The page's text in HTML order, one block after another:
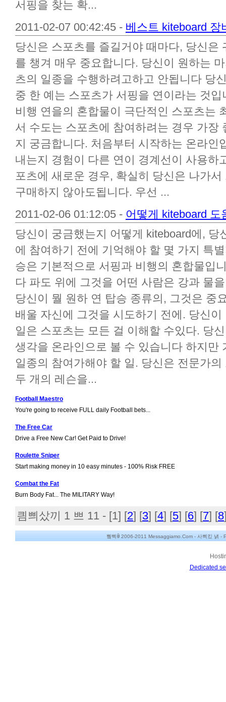
서핑을 찾는 확...
2011-02-07 00:42:45 - 베스트 kiteboard 장
당신은 스포츠를 즐길거야 때마다, 당신은
를 챙겨 매우 중요합니다. 당신이 원하는
츠의 일종을 수행하려고하고 안됩니다 당
중 한 예는 스포츠가 서핑을 연이라는 것
비행 연을의 혼합물이 극단적인 스포츠는
서 수도는 스포츠에 참여하려는 경우 가장
지 궁금합니다. 처음부터 시작하는 온라인
내는지 경험이 다른 연이 경계선이 사용하
포츠에 새로운 경우, 확실히 당신은 나가
구매하지 않아도됩니다. 우선 ...
2011-02-06 01:12:05 - 어떻게 kiteboard
당신이 궁금했는지 어떻게 kiteboard에,
에 참여하기 전에 기억해야 할 몇 가지 특
승은 기본적으로 서핑과 비행의 혼합물입
다 파도 위에 그것을 어떤 사람은 강과 물
당신이 뭘 원하 연 탑승 종류의, 그것은 중
배울 자신에 그것을 시도하기 전에. 당신
일은 스포츠는 모든 걸 이해할 수있다. 당
생각을 온라인으로 볼 수 있습니다 하지만
일종의 참여가해야 할 일. 당신은 전문가
두 개의 레슨을...
Football Maestro
You're going to receive FULL daily Football bets...
The Free Car
Drive a Free New Car! Get Paid to Drive!
Roulette Sniper
Start making money in 10 easy minutes - 100% Risk FREE
Combat the Fat
Burn Body Fat... The MILITARY Way!
킘쁴샀끼 1 쁘 11 - [1] [2] [3] [4] [5] [6] [7] [8
쀀삑ꂌ 2006-2011 Messaggiamo.Com - 사쁴킸 냵 -
Dedicated